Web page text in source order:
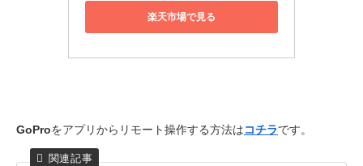
楽天市場で見る
GoProをアプリからリモート操作する方法はコチラです。